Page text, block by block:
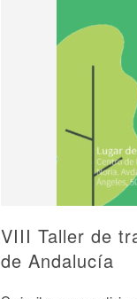
VIII Taller de
de Andalucía